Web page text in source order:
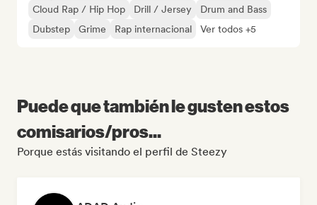
Cloud Rap / Hip Hop Drill / Jersey
Drum and Bass
Dubstep
Grime Rap internacional Ver todos +5
Puede que también le gusten estos
comisarios/pros...
Porque estás visitando el perfil de Steezy